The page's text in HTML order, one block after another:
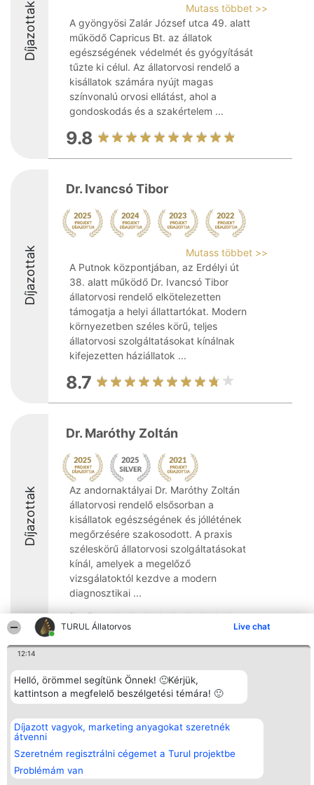
TURUL Állatorvos Live chat
12:14
Helló, örömmel segítünk Önnek! 🙂Kérjük,
kattintson a megfelelő beszélgetési témára! 🙂
Díjazott vagyok, marketing anyagokat szeretnék
átvenni
Szeretném regisztrálni cégemet a Turul projektbe
Problémám van
Díjazottak
Mutass többet >>
A gyöngyösi Zalár József utca 49. alatt
működő Capricus Bt. az állatok
egészségének védelmét és gyógyítását
tűzte ki célul. Az állatorvosi rendelő a
kisállatok számára nyújt magas
színvonalú orvosi ellátást, ahol a
gondoskodás és a szakértelem ...
9.8
Díjazottak
Dr. Ivancsó Tibor
Mutass többet >>
A Putnok központjában, az Erdélyi út
38. alatt működő Dr. Ivancsó Tibor
állatorvosi rendelő elkötelezetten
támogatja a helyi állattartókat. Modern
környezetben széles körű, teljes
állatorvosi szolgáltatásokat kínálnak
kifejezetten háziállatok ...
8.7
Díjazottak
Dr. Maróthy Zoltán
Az andornaktályai Dr. Maróthy Zoltán
állatorvosi rendelő elsősorban a
kisállatok egészségének és jóllétének
megőrzésére szakosodott. A praxis
széleskörű állatorvosi szolgáltatásokat
kínál, amelyek a megelőző
vizsgálatoktól kezdve a modern
diagnosztikai ...
9.4
Rangsorszervező
SC Beautiful Company S.R.L.
Bulevardul Aleea Timișul De
Sus Nr. 2, Bl. A30, Sc. A, Et.
Bukarest 53-238
Adószám 36737675
tel: +363 033 425 71
Népszavazás
Nyertesek
Az összes
díjazottak
Szabályok
Státusz
Prywatności
Elérhetőség